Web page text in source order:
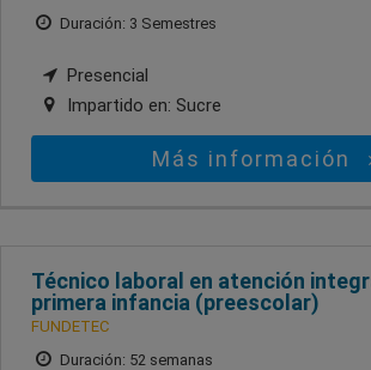
Duración: 3 Semestres
Presencial
Impartido en: Sucre
Más información
Técnico laboral en atención
primera infancia (preescolar)
FUNDETEC
Duración: 52 semanas